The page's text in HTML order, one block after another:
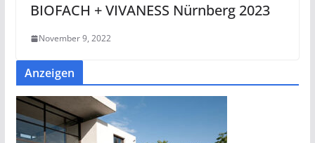
BIOFACH + VIVANESS Nürnberg 2023
November 9, 2022
Anzeigen